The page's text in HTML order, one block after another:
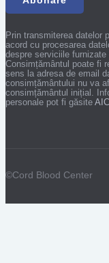
Prin transmiterea datelor
acord cu procesarea
despre serviciile
Consimțământul poate fi
sens la adresa de email
consimțământului nu va
consimțământul inițial.
personale pot fi găsite AICI
©Cord Blood Center